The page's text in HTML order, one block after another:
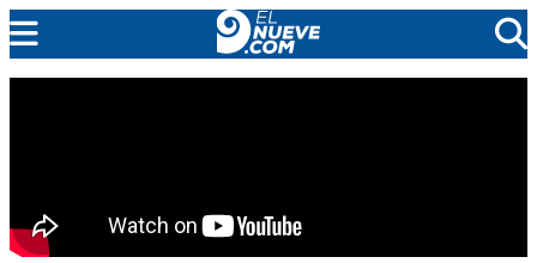
POLICIALES
EN VIVO